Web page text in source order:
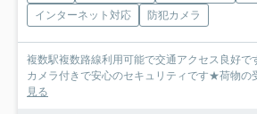
インターネット対応
防犯カメラ
複数駅複数路線利用可能で交通アクセス良好
カメラ付きで安心のセキュリティです★荷物の
見る